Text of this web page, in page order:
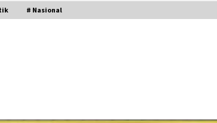
# Nasional